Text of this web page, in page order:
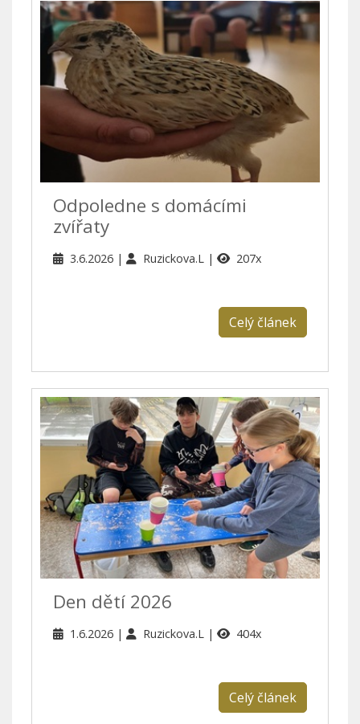
Odpoledne s domácími
zvířaty
3.6.2026 Ruzickova.L 207x
Celý článek
Den dětí 2026
1.6.2026 Ruzickova.L 404x
Celý článek